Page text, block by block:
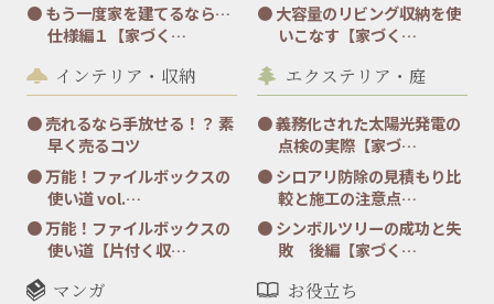
もう一度家を建てるなら…
仕様編１【家づく…
大容量のリビング収納を使
いこなす【家づく…
インテリア・収納
売れるなら手放せる！？ 素
早く売るコツ
万能！ファイルボックスの
使い道 vol.…
万能！ファイルボックスの
使い道【片付く収…
エクステリア・庭
義務化された太陽光発電の
点検の実際【家づ…
シロアリ防除の見積もり比
較と施工の注意点…
シンボルツリーの成功と失
敗 後編【家づく…
マンガ お役立ち